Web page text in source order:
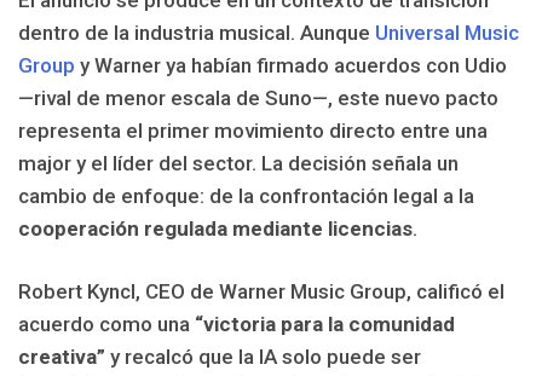
dentro de la industria musical. Aunque Universal Music
Group y Warner ya habían firmado acuerdos con Udio
—rival de menor escala de Suno—, este nuevo pacto
representa el primer movimiento directo entre una
major y el líder del sector. La decisión señala un
cambio de enfoque: de la confrontación legal a la
cooperación regulada mediante licencias.
Robert Kyncl, CEO de Warner Music Group, calificó el
acuerdo como una “victoria para la comunidad
creativa” y recalcó que la IA solo puede ser